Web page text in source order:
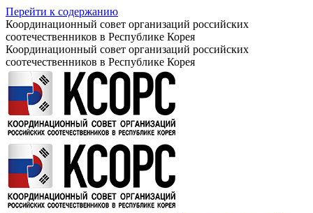
Перейти к содержанию
Координационный совет организаций российских
соотечественников в Республике Корея
Координационный совет организаций российских
соотечественников в Республике Корея